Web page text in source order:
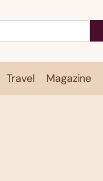
Travel Magazine